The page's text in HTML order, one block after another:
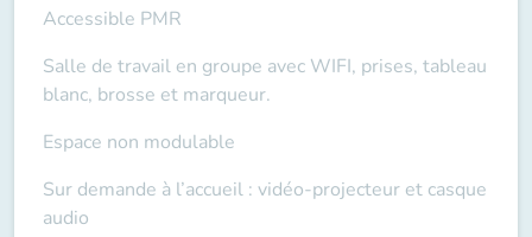
Accessible PMR
Salle de travail en groupe avec WIFI, prises, tableau
blanc, brosse et marqueur.
Espace non modulable
Sur demande à l’accueil : vidéo-projecteur et casque
audio